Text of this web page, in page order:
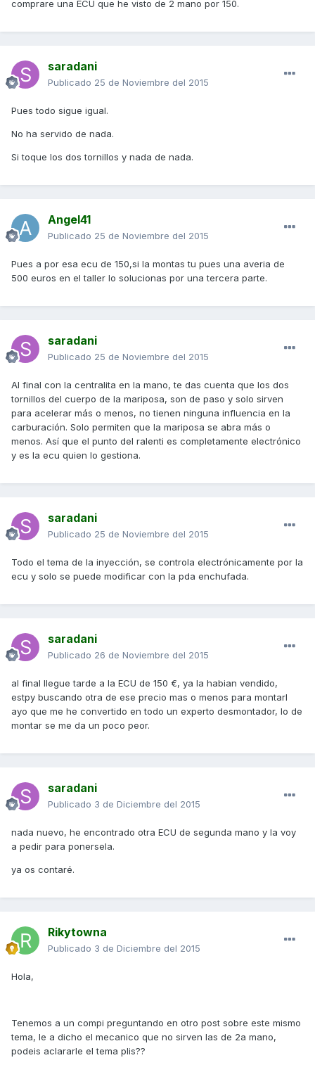
comprare una ECU que he visto de 2 mano por 150.
saradani
Publicado 25 de Noviembre del 2015
Pues todo sigue igual.
No ha servido de nada.
Si toque los dos tornillos y nada de nada.
Angel41
Publicado 25 de Noviembre del 2015
Pues a por esa ecu de 150,si la montas tu pues una averia de
500 euros en el taller lo solucionas por una tercera parte.
saradani
Publicado 25 de Noviembre del 2015
Al final con la centralita en la mano, te das cuenta que los dos
tornillos del cuerpo de la mariposa, son de paso y solo sirven
para acelerar más o menos, no tienen ninguna influencia en la
carburación. Solo permiten que la mariposa se abra más o
menos. Así que el punto del ralenti es completamente electrónico
y es la ecu quien lo gestiona.
saradani
Publicado 25 de Noviembre del 2015
Todo el tema de la inyección, se controla electrónicamente por la
ecu y solo se puede modificar con la pda enchufada.
saradani
Publicado 26 de Noviembre del 2015
al final llegue tarde a la ECU de 150 €, ya la habian vendido,
estpy buscando otra de ese precio mas o menos para montarl
ayo que me he convertido en todo un experto desmontador, lo de
montar se me da un poco peor.
saradani
Publicado 3 de Diciembre del 2015
nada nuevo, he encontrado otra ECU de segunda mano y la voy
a pedir para ponersela.
ya os contaré.
Rikytowna
Publicado 3 de Diciembre del 2015
Hola,
Tenemos a un compi preguntando en otro post sobre este mismo
tema, le a dicho el mecanico que no sirven las de 2a mano,
podeis aclararle el tema plis??